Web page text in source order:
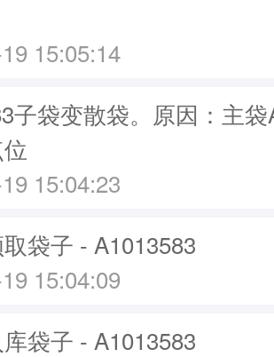
15:05:14
子袋变散袋。原因：主
15:04:23
袋子 - A1013583
15:04:09
袋子 - A1013583